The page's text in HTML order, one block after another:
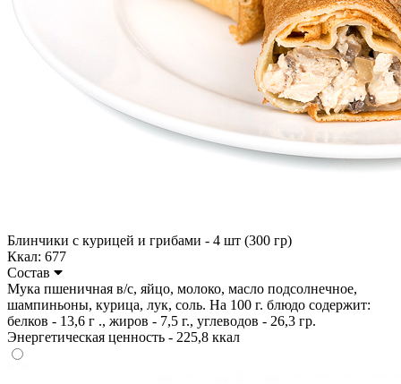
Блинчики с курицей и грибами - 4 шт (300 гр)
Ккал: 677
Состав
Мука пшеничная в/с, яйцо, молоко, масло подсолнечное,
шампиньоны, курица, лук, соль. На 100 г. блюдо содержит:
белков - 13,6 г ., жиров - 7,5 г., углеводов - 26,3 гр.
Энергетическая ценность - 225,8 ккал